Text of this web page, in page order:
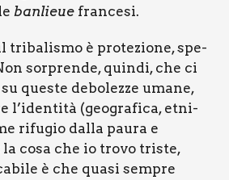
ban­lieue fran­ce­si.
tri­ba­li­smo è pro­te­zio­ne, spe­
sor­pren­de, quin­di, che ci
que­ste debo­lez­ze uma­ne,
l’identità (geo­gra­fi­ca, etni­
rifu­gio dal­la pau­ra e
la cosa che io tro­vo tri­ste,
è che qua­si sem­pre